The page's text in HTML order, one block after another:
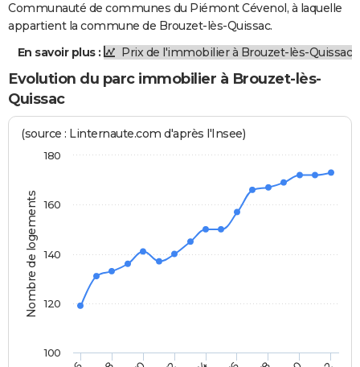
Communauté de communes du Piémont Cévenol, à laquelle
appartient la commune de Brouzet-lès-Quissac.
En savoir plus :
Prix de l'immobilier à Brouzet-lès-Quissac
Evolution du parc immobilier à Brouzet-lès-
Quissac
Nombre de logements
(source : Linternaute.com d'après l'Insee)
100
120
140
160
180